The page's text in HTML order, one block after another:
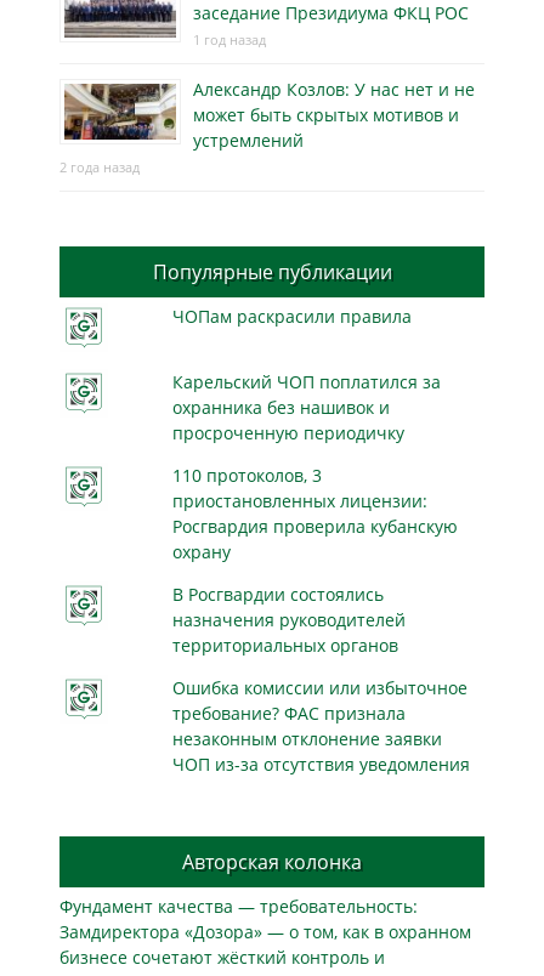
заседание Президиума ФКЦ РОС
1 год назад
Александр Козлов: У нас нет и не
может быть скрытых мотивов и
устремлений
2 года назад
Популярные публикации
ЧОПам раскрасили правила
Карельский ЧОП поплатился за
охранника без нашивок и
просроченную периодичку
110 протоколов, 3
приостановленных лицензии:
Росгвардия проверила кубанскую
охрану
В Росгвардии состоялись
назначения руководителей
территориальных органов
Ошибка комиссии или избыточное
требование? ФАС признала
незаконным отклонение заявки
ЧОП из-за отсутствия уведомления
Авторская колонка
Фундамент качества — требовательность:
Замдиректора «Дозора» — о том, как в охранном
бизнесe сочетают жёсткий контроль и